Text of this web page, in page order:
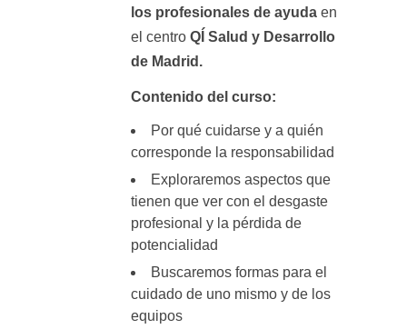
los profesionales de ayuda en
el centro QÍ Salud y Desarrollo
de Madrid .
Contenido del curso:
Por qué cuidarse y a quién
corresponde la responsabilidad
Exploraremos aspectos que
tienen que ver con el desgaste
profesional y la pérdida de
potencialidad
Buscaremos formas para el
cuidado de uno mismo y de los
equipos